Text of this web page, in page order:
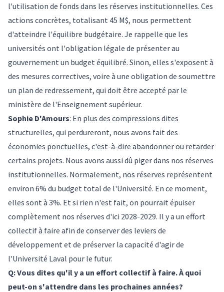
l'utilisation de fonds dans les réserves institutionnelles. Ces
actions concrètes, totalisant 45 M$, nous permettent
d'atteindre l'équilibre budgétaire. Je rappelle que les
universités ont l'obligation légale de présenter au
gouvernement un budget équilibré. Sinon, elles s'exposent à
des mesures correctives, voire à une obligation de soumettre
un plan de redressement, qui doit être accepté par le
ministère de l'Enseignement supérieur.
Sophie D'Amours: En plus des compressions dites
structurelles, qui perdureront, nous avons fait des
économies ponctuelles, c'est-à-dire abandonner ou retarder
certains projets. Nous avons aussi dû piger dans nos réserves
institutionnelles. Normalement, nos réserves représentent
environ 6% du budget total de l'Université. En ce moment,
elles sont à 3%. Et si rien n'est fait, on pourrait épuiser
complètement nos réserves d'ici 2028-2029. Il y a un effort
collectif à faire afin de conserver des leviers de
développement et de préserver la capacité d'agir de
l'Université Laval pour le futur.
Q: Vous dites qu'il y a un effort collectif à faire. À quoi
peut-on s'attendre dans les prochaines années?